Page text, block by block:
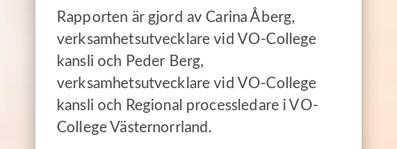
Rapporten är gjord av Carina Åberg,
verksamhetsutvecklare vid VO-College
kansli och Peder Berg,
verksamhetsutvecklare vid VO-College
kansli och Regional processledare i VO-
College Västernorrland.